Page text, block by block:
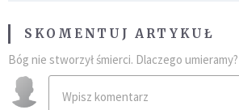
SKOMENTUJ ARTYKUŁ
Bóg nie stworzył śmierci. Dlaczego umieramy?